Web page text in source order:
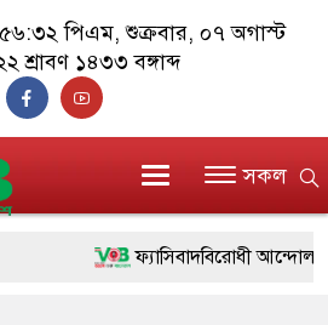
পিএম, শুক্রবার, ০৭ অগাস্ট
শ্রাবণ ১৪৩৩ বঙ্গাব্দ
সকল
ফ্যাসিবাদবিরোধী আন্দোলনে